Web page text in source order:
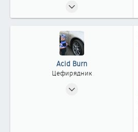
131
Acid Burn
Цефирядник